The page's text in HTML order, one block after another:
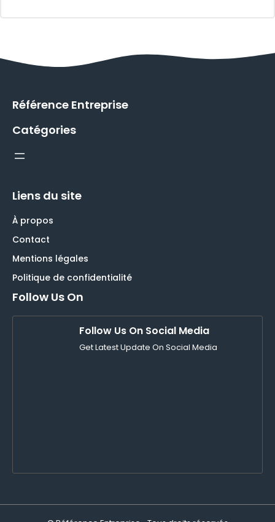
Référence Entreprise
Catégories
Liens du site
À propos
Contact
Mentions légales
Politique de confidentialité
Follow Us On
Follow Us On Social Media
Get Latest Update On Social Media